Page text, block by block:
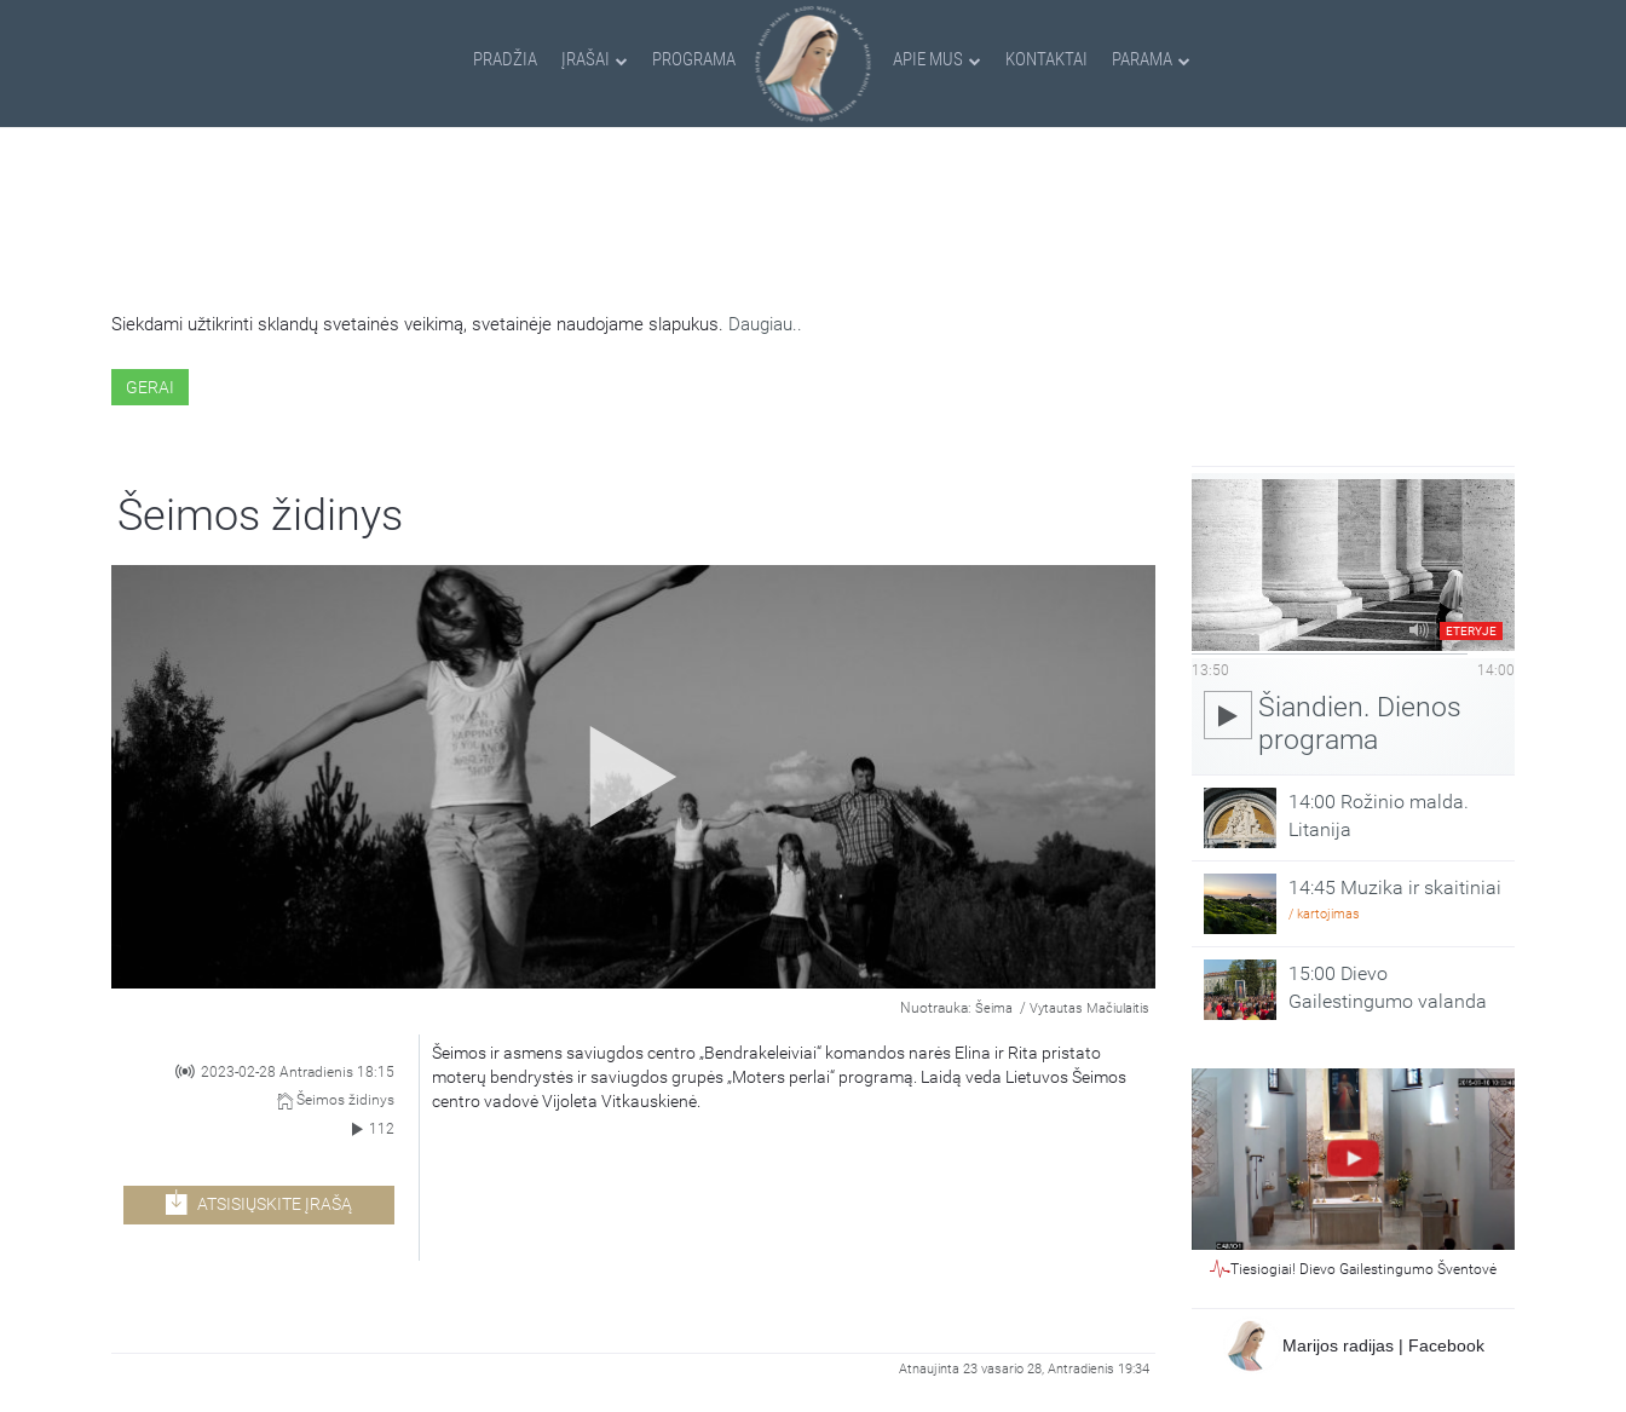
PRADŽIA ĮRAŠAI PROGRAMA APIE MUS KONTAKTAI PARAMA
Siekdami užtikrinti sklandų svetainės veikimą, svetainėje naudojame slapukus. Daugiau..
GERAI
Šeimos židinys
Nuotrauka: Šeima / Vytautas Mačiulaitis
2023-02-28 Antradienis 18:15
Šeimos židinys
112
ATSISIŲSKITE ĮRAŠĄ
Šeimos ir asmens saviugdos centro „Bendrakeleiviai“ komandos narės Elina ir Rita pristato
moterų bendrystės ir saviugdos grupės „Moters perlai“ programą. Laidą veda Lietuvos Šeimos
centro vadovė Vijoleta Vitkauskienė.
Atnaujinta 23 vasario 28, Antradienis 19:34
ETERYJE
13:50 14:00
Šiandien. Dienos
programa
14:00 Rožinio malda.
Litanija
14:45 Muzika ir skaitiniai
/ kartojimas
15:00 Dievo
Gailestingumo valanda
Tiesiogiai! Dievo Gailestingumo Šventovė
Marijos radijas | Facebook